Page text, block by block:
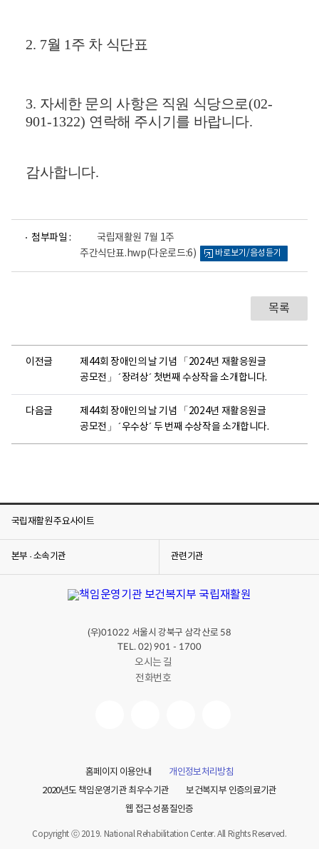
2. 7월 1주 차 식단표
3. 자세한 문의 사항은 직원 식당으로(02-
901-1322) 연락해 주시기를 바랍니다.
감사합니다.
첨부파일 :
국립재활원 7월 1주
주간식단표.hwp(다운로드:6)
어
바로보기/음성듣기
목록
이전글
제44회 장애인의 날 기념 「2024년 재활응원글
공모전」 ´장려상´ 첫번째 수상작을 소개합니다.
다음글
제44회 장애인의 날 기념 「2024년 재활응원글
공모전」 ´우수상´ 두 번째 수상작을 소개합니다.
국립재활원 주요사이트
본부 · 소속기관 관련기관
(우)01022 서울시 강북구 삼각산로 58
TEL. 02) 901 - 1700
오시는 길
전화번호
홈페이지 이용안내
개인정보처리방침
2020년도 책임운영기관 최우수기관
보건복지부 인증의료기관
웹 접근성 품질인증
Copyright ⓒ 2019. National Rehabilitation Center. All Rights Reserved.